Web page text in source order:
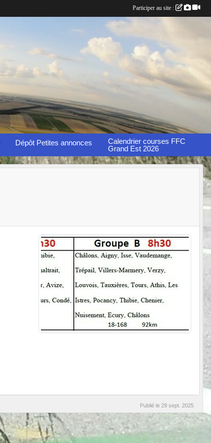
Dépôt Petites annonces
Calendrier courses FFC
Grand Est 2026
Publié le 29 sept. 2025
Participer au site :